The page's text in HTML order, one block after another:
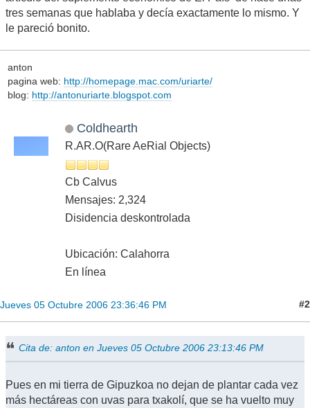
tres semanas que hablaba y decía exactamente lo mismo. Y
le pareció bonito.
anton
pagina web: http://homepage.mac.com/uriarte/
blog: http://antonuriarte.blogspot.com
Coldhearth
R.AR.O(Rare AeRial Objects)
Cb Calvus
Mensajes: 2,324
Disidencia deskontrolada
Ubicación: Calahorra
En línea
Jueves 05 Octubre 2006 23:36:46 PM #2
Cita de: anton en Jueves 05 Octubre 2006 23:13:46 PM
Pues en mi tierra de Gipuzkoa no dejan de plantar cada vez
más hectáreas con uvas para txakolí, que se ha vuelto muy